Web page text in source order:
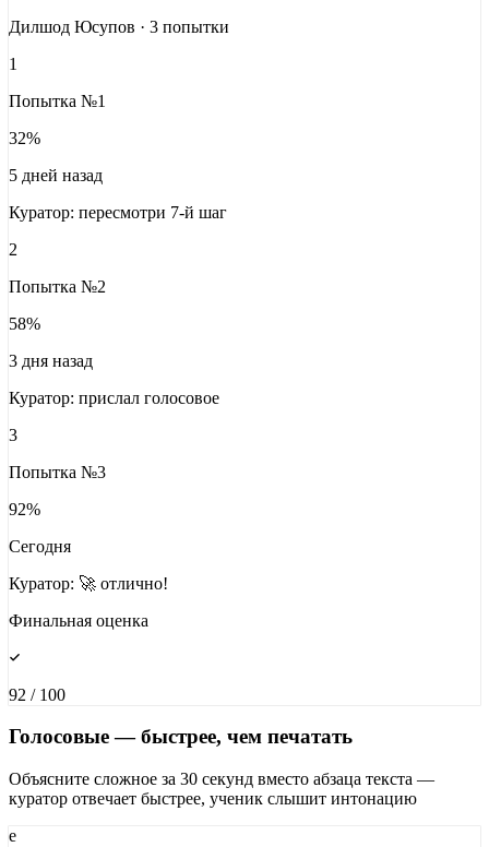
Дилшод Юсупов · 3 попытки
1
Попытка №1
32%
5 дней назад
Куратор: пересмотри 7-й шаг
2
Попытка №2
58%
3 дня назад
Куратор: прислал голосовое
3
Попытка №3
92%
Сегодня
Куратор: 🚀 отлично!
Финальная оценка
92 / 100
Голосовые — быстрее, чем печатать
Объясните сложное за 30 секунд вместо абзаца текста —
куратор отвечает быстрее, ученик слышит интонацию
e